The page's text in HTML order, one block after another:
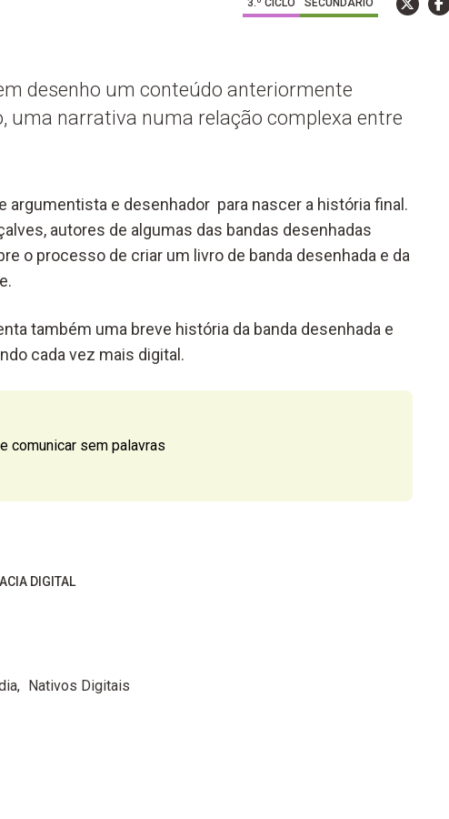
3.º CICLO SECUNDÁRIO
desenho um conteúdo anteriormente
uma narrativa numa relação complexa entre
argumentista e desenhador para nascer a história final.
autores de algumas das bandas desenhadas
o processo de criar um livro de banda desenhada e da
também uma breve história da banda desenhada e
cada vez mais digital.
comunicar sem palavras
DIGITAL
Nativos Digitais